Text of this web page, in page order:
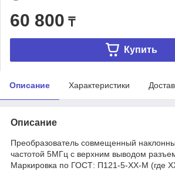
60 800 ₸
Купить
Описание Характеристики
Описание
Преобразователь совмещенный
частотой 5МГц с верхним выводом
Маркировка по ГОСТ: П121-5-XX-М (где